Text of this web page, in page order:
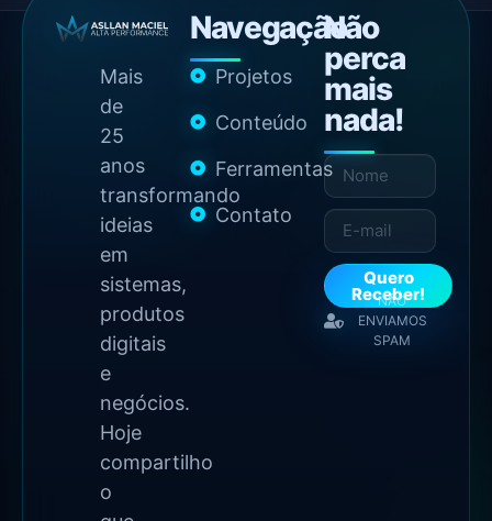
Mais
de
25
anos
transformando
ideias
em
sistemas,
produtos
digitais
e
negócios.
Hoje
compartilho
o
Navegação
Projetos
Conteúdo
Ferramentas
Contato
Não
perca
mais
nada!
Quero
Receber!
NÃO
ENVIAMOS
SPAM